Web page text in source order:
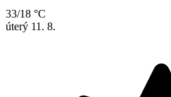
33/18 °C
úterý 11. 8.